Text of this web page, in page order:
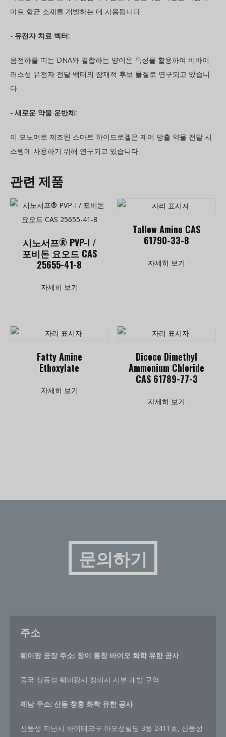
마트 항균 소재를 개발하는 데 사용됩니다.
- 유전자 치료 벡터:
음전하를 띠는 DNA와 결합하는 양이온 특성을 활용하여 비바이
러스성 유전자 전달 벡터의 잠재적 후보 물질로 연구되고 있습니
다.
- 새로운 약물 운반체:
이 모노머로 제조된 스마트 하이드로겔은 제어 방출 약물 전달 시
스템에 사용하기 위해 연구되고 있습니다.
관련 제품
시노서프® PVP-I /
포비돈 요오드 CAS
25655-41-8
자세히 보기
Tallow Amine CAS
61790-33-8
자세히 보기
Fatty Amine
Ethoxylate
자세히 보기
Dicoco Dimethyl
Ammonium Chloride
CAS 61789-77-3
자세히 보기
문의하기
주소
웨이팡 공장 주소: 창이 롱창 바이오 화학 유한 공사
중국 상동성 웨이팡시 창이시 시부 개발 구역
제남 주소: 산동 창홍 화학 유한 공사
산둥성 지난시 하이테크구 아오성빌딩 3동 2411호, 산둥성